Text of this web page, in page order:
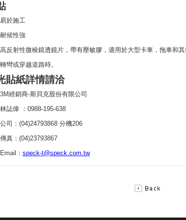
易於施工
耐候性強
高反射性微棱鏡透鏡片，帶有壓敏膠，適用於大型卡車，拖車和
轉彎或穿越道路時。
貼紙詳情請洽
3M經銷商-斯貝克股份有限公司
林誌偉 ：0988-195-638
公司：(04)24793868 分機206
傳真：(04)23793867
Email： speck-t@speck.com.tw